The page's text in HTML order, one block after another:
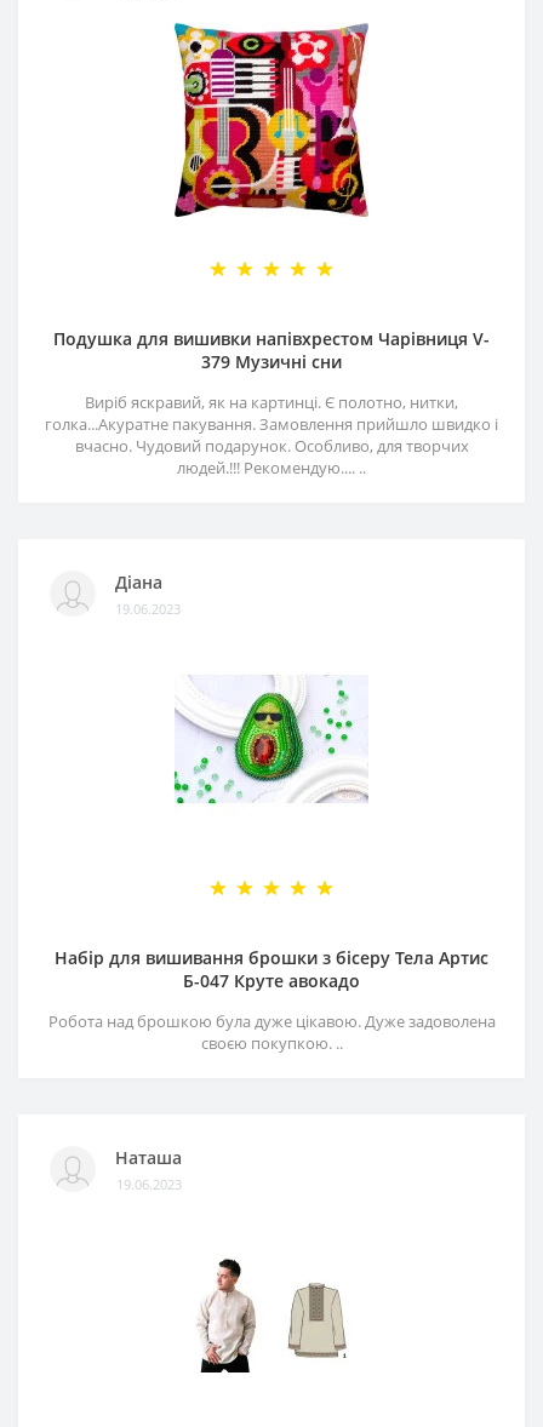
Подушка для вишивки напівхрестом Чарівниця V-
379 Музичні сни
Виріб яскравий, як на картинці. Є полотно, нитки,
голка...Акуратне пакування. Замовлення прийшло швидко і
вчасно. Чудовий подарунок. Особливо, для творчих
людей.!!! Рекомендую.... ..
Діана
19.06.2023
Набір для вишивання брошки з бісеру Тела Артис
Б-047 Круте авокадо
Робота над брошкою була дуже цікавою. Дуже задоволена
своєю покупкою. ..
Наташа
19.06.2023